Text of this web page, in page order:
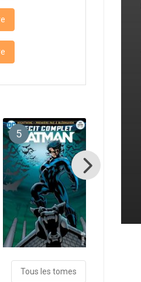
5
Tous les tomes